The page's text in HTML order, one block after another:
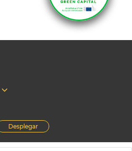
Desplegar